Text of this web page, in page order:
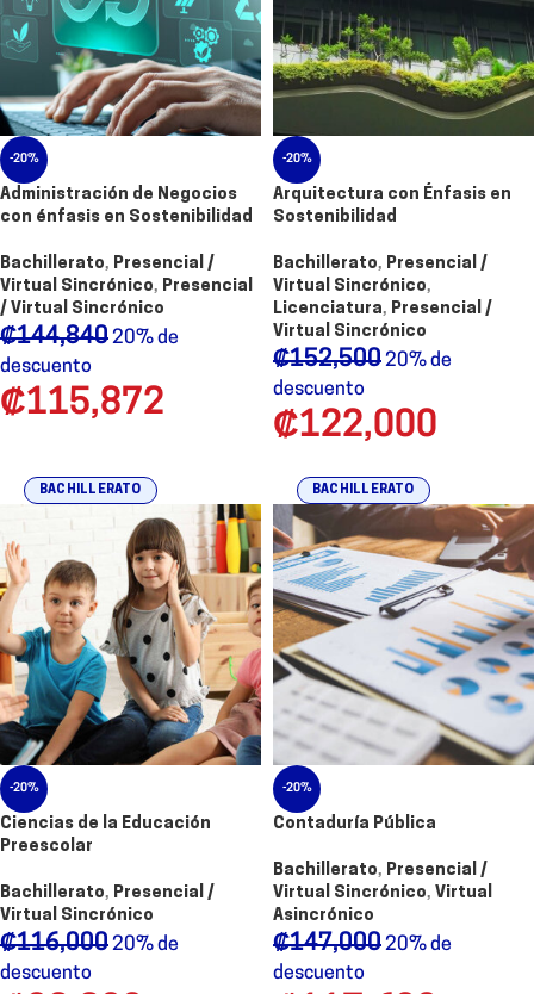
-20%
Administración de Negocios
con énfasis en Sostenibilidad
Bachillerato, Presencial /
Virtual Sincrónico, Presencial
/ Virtual Sincrónico
₡144,84020% de
descuento
₡115,872
-20%
Arquitectura con Énfasis en
Sostenibilidad
Bachillerato, Presencial /
Virtual Sincrónico,
Licenciatura, Presencial /
Virtual Sincrónico
₡152,50020% de
descuento
₡122,000
BACHILLERATO
-20%
Ciencias de la Educación
Preescolar
Bachillerato, Presencial /
Virtual Sincrónico
₡116,00020% de
descuento
BACHILLERATO
-20%
Contaduría Pública
Bachillerato, Presencial /
Virtual Sincrónico, Virtual
Asincrónico
₡147,00020% de
descuento